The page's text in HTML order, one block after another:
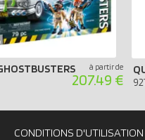
à partir de
207.49 €
CONDITIONS D'UTILISATION